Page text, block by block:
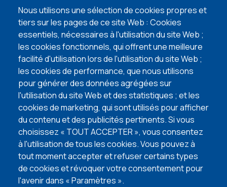
Nous utilisons une sélection de cookies propres et
tiers sur les pages de ce site Web : Cookies
essentiels, nécessaires à l'utilisation du site Web ;
les cookies fonctionnels, qui offrent une meilleure
facilité d'utilisation lors de l'utilisation du site Web ;
les cookies de performance, que nous utilisons
pour générer des données agrégées sur
l'utilisation du site Web et des statistiques ; et les
cookies de marketing, qui sont utilisés pour afficher
du contenu et des publicités pertinents. Si vous
choisissez « TOUT ACCEPTER », vous consentez
à l'utilisation de tous les cookies. Vous pouvez à
tout moment accepter et refuser certains types
de cookies et révoquer votre consentement pour
l'avenir dans « Paramètres ».
6 façons de trouver un terrain à bâtir
lire l'article
5 points d’attention lors de l’achat de votre
terrain à bâtir
lire l'article
VISITEZ NOS MAISONS TÉMOINS